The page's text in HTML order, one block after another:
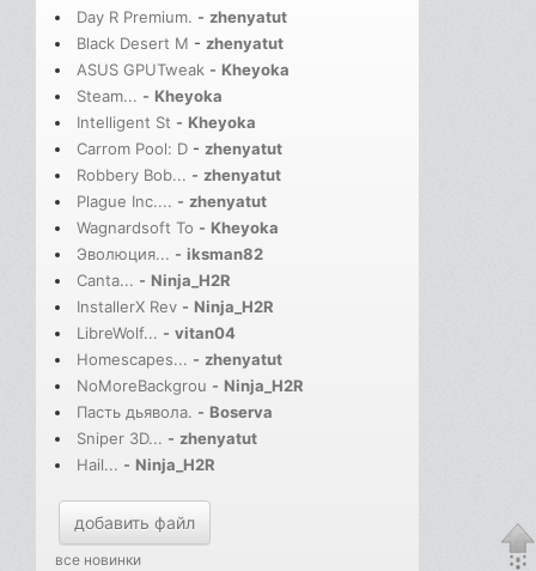
Day R Premium. - zhenyatut
Black Desert M - zhenyatut
ASUS GPUTweak - Kheyoka
Steam... - Kheyoka
Intelligent St - Kheyoka
Carrom Pool: D - zhenyatut
Robbery Bob... - zhenyatut
Plague Inc.... - zhenyatut
Wagnardsoft To - Kheyoka
Эволюция... - iksman82
Canta... - Ninja_H2R
InstallerX Rev - Ninja_H2R
LibreWolf... - vitan04
Homescapes... - zhenyatut
NoMoreBackgrou - Ninja_H2R
Пасть дьявола. - Boserva
Sniper 3D... - zhenyatut
Hail... - Ninja_H2R
добавить файл
все новинки